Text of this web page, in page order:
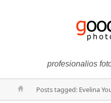
profesionalios
Posts tagged: Evelina